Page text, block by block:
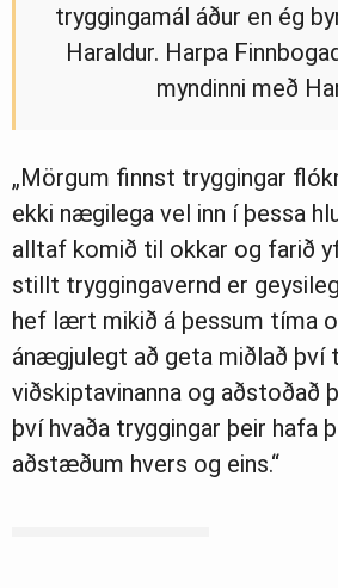
tryggingamál áður en ég
Haraldur. Harpa
myndinni með
„Mörgum finnst tryggingar
ekki nægilega vel inn í þessa
alltaf komið til okkar og farið
stillt tryggingavernd er
hef lært mikið á þessum tíma
ánægjulegt að geta miðlað því
viðskiptavinanna og aðstoðað
því hvaða tryggingar þeir hafa
aðstæðum hvers og eins.“